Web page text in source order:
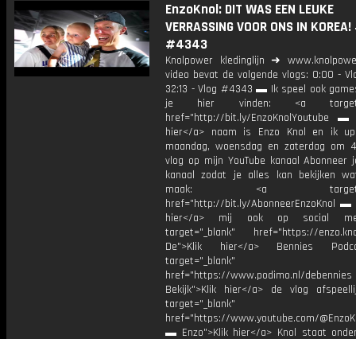
EnzoKnol: DIT WAS EEN LEUKE
VERRASSING VOOR ONS IN
#4343
Knolpower kledinglijn ➜
video bevat de volgende vlogs: 0:00 -
32:13 - Vlog #4343 ▬ Ik speel ook
je hier vinden: <a
href="http://bit.ly/EnzoKnolYoutube ▬
hier</a> naam is Enzo Knol en ik
maandag, woensdag en zaterdag om
vlog op mijn YouTube kanaal Abonneer
kanaal zodat je alles kan bekijken
maak: <a
href="http://bit.ly/AbonneerEnzoKnol ▬
hier</a> mij ook op social
target="_blank" href="https://
De">Klik hier</a> Bennies
target="_blank"
href="https://www.podimo.nl/debennies
Bekijk">Klik hier</a> de vlog
target="_blank"
href="https://www.youtube.com/
▬ Enzo">Klik hier</a> Knol staat